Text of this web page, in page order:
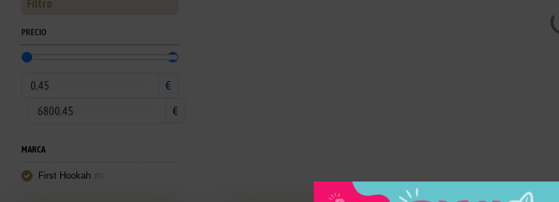
Filtro
PRECIO
€
€
MARCA
First Hookah (0)